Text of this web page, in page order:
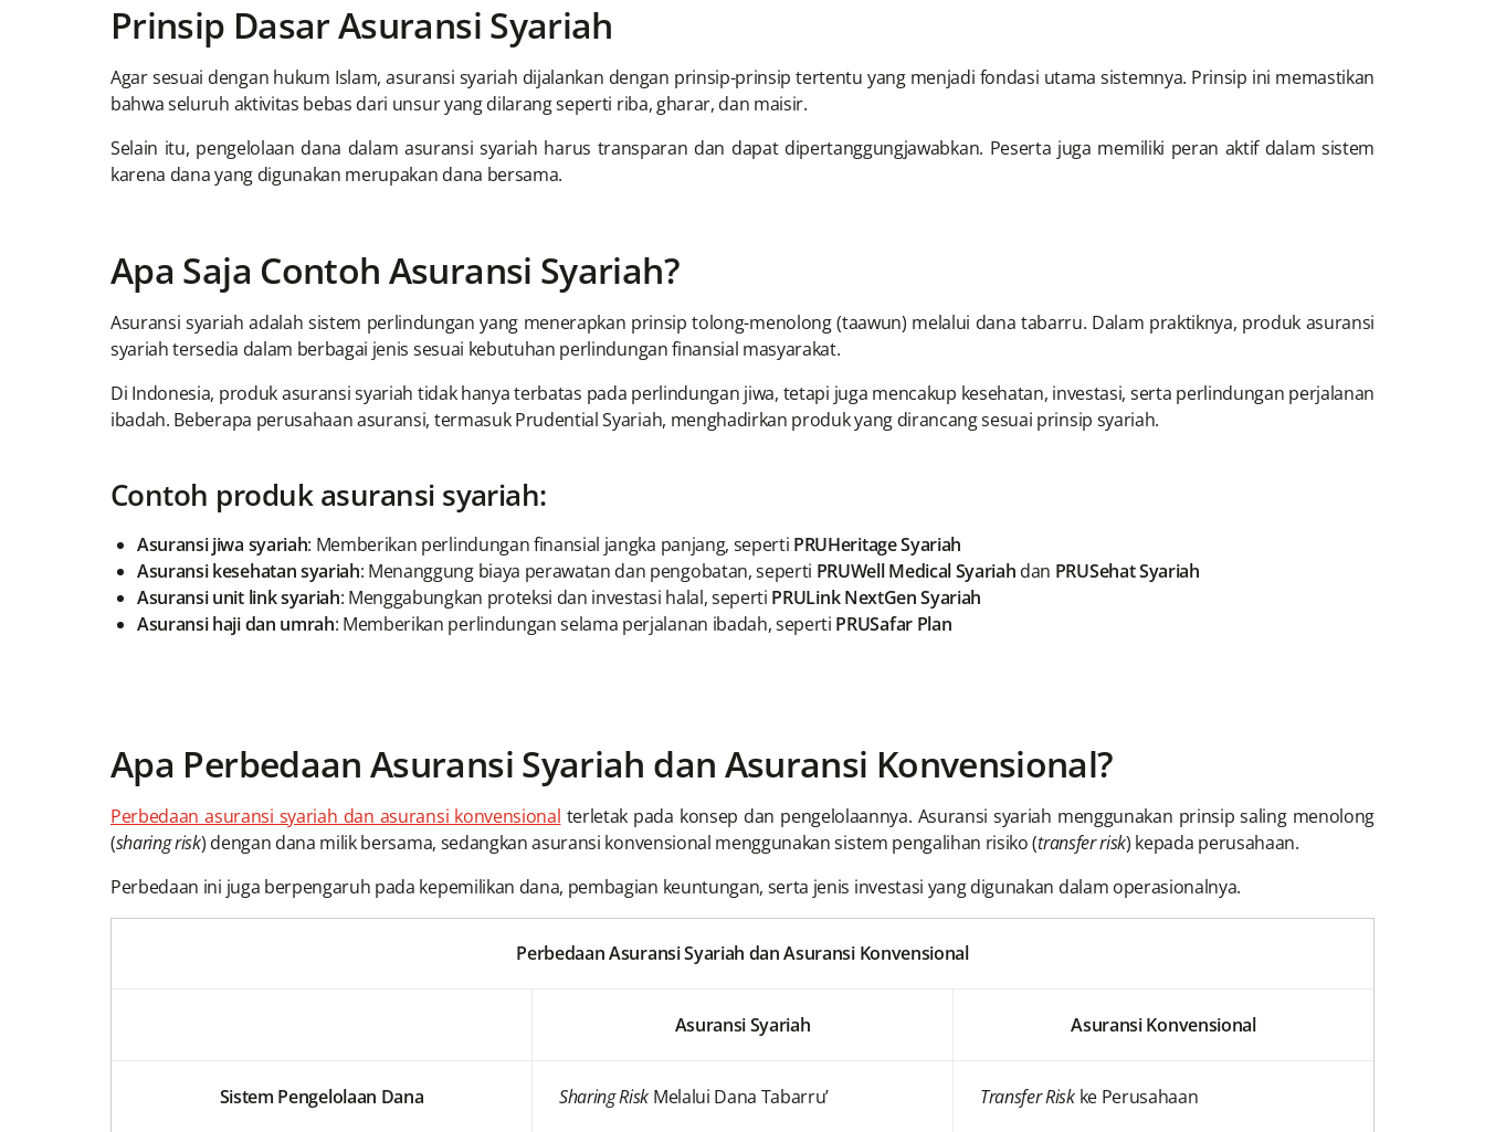
Prinsip Dasar Asuransi Syariah
Agar sesuai dengan hukum Islam, asuransi syariah dijalankan dengan prinsip-prinsip tertentu yang menjadi fondasi utama sistemnya. Prinsip ini memastikan
bahwa seluruh aktivitas bebas dari unsur yang dilarang seperti riba, gharar, dan maisir.
Selain itu, pengelolaan dana dalam asuransi syariah harus transparan dan dapat dipertanggungjawabkan. Peserta juga memiliki peran aktif dalam sistem
karena dana yang digunakan merupakan dana bersama.
Apa Saja Contoh Asuransi Syariah?
Asuransi syariah adalah sistem perlindungan yang menerapkan prinsip tolong-menolong (taawun) melalui dana tabarru. Dalam praktiknya, produk asuransi
syariah tersedia dalam berbagai jenis sesuai kebutuhan perlindungan finansial masyarakat.
Di Indonesia, produk asuransi syariah tidak hanya terbatas pada perlindungan jiwa, tetapi juga mencakup kesehatan, investasi, serta perlindungan perjalanan
ibadah. Beberapa perusahaan asuransi, termasuk Prudential Syariah, menghadirkan produk yang dirancang sesuai prinsip syariah.
Contoh produk asuransi syariah:
Asuransi jiwa syariah: Memberikan perlindungan finansial jangka panjang, seperti PRUHeritage Syariah
Asuransi kesehatan syariah: Menanggung biaya perawatan dan pengobatan, seperti PRUWell Medical Syariah dan PRUSehat Syariah
Asuransi unit link syariah: Menggabungkan proteksi dan investasi halal, seperti PRULink NextGen Syariah
Asuransi haji dan umrah: Memberikan perlindungan selama perjalanan ibadah, seperti PRUSafar Plan
Apa Perbedaan Asuransi Syariah dan Asuransi Konvensional?
Perbedaan asuransi syariah dan asuransi konvensional terletak pada konsep dan pengelolaannya. Asuransi syariah menggunakan prinsip saling menolong
(sharing risk) dengan dana milik bersama, sedangkan asuransi konvensional menggunakan sistem pengalihan risiko (transfer risk) kepada perusahaan.
Perbedaan ini juga berpengaruh pada kepemilikan dana, pembagian keuntungan, serta jenis investasi yang digunakan dalam operasionalnya.
Perbedaan Asuransi Syariah dan Asuransi Konvensional
Asuransi Syariah Asuransi Konvensional
Sistem Pengelolaan Dana Sharing Risk Melalui Dana Tabarru’ Transfer Riskke Perusahaan